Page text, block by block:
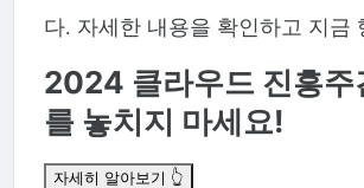
다. 자세한 내용을 확인하고 지금
2024 클라우드 진흥주
를 놓치지 마세요!
자세히 알아보기 👆